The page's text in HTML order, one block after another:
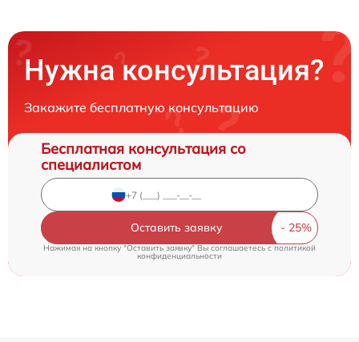
Нужна консультация?
Закажите бесплатную консультацию
Бесплатная консультация со
специалистом
Оставить заявку
Нажимая на кнопку "Оставить заявку" Вы соглашаетесь cполитикой
конфиденциальности